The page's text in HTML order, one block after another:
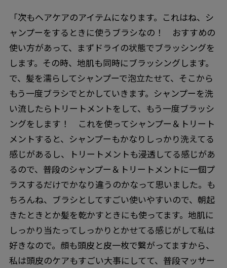
「次もヘアケアのアイテムになります。これはね、シ
ャンプーをするときに使うブラシなの！ おすすめの
使い方があって、まずドライの状態でブラッシングを
します。その時、地肌も同時にブラッシングします。
で、髪を濡らしてシャンプーで泡立たせて、そこから
もう一度ブラシでとかしていきます。シャンプーを洗
い流したらトリートメントをして、もう一度ブラッシ
ングをします！ これを使ってシャンプー＆トリート
メントすると、シャンプーもかなりしっかり洗えてる
感じがあるし、トリートメントも浸透してる感じがあ
るので、普段のシャンプー＆トリートメントに一個プ
ラスするだけでかなり違うのかなって思いました。も
ちろんね、ブラシとしてすごい使いやすいので、朝起
きたときとか髪を乾かすときにも使ってます。地肌に
しっかり当たってしっかりとかせてる感じがして私は
好きなので。顔も頭皮と皮一枚で繋がってますから、
私は頭皮のケアもすごい大事にしてて、普段マッサー